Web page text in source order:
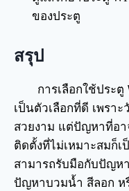
ของประตู
สรุป
การเลือกใช้ประ
เป็นตัวเลือกที่ดี เพรา
สวยงาม แต่ปัญหาที่อา
ติดตั้งที่ไม่เหมาะสมก็
สามารถรับมือกับปัญห
ปัญหาบวมน้ำ สีลอก ห